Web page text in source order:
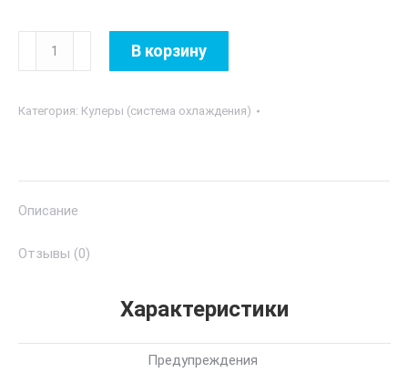
Количество
товара
Cooling
В корзину
Категория: Кулеры (система охлаждения)
Описание
Отзывы (0)
Характеристики
Предупреждения